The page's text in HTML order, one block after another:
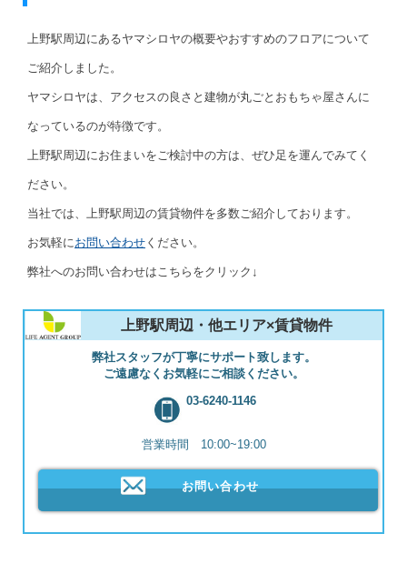
上野駅周辺にあるヤマシロヤの概要やおすすめのフロアについて
ご紹介しました。
ヤマシロヤは、アクセスの良さと建物が丸ごとおもちゃ屋さんに
なっているのが特徴です。
上野駅周辺にお住まいをご検討中の方は、ぜひ足を運んでみてく
ださい。
当社では、上野駅周辺の賃貸物件を多数ご紹介しております。
お気軽に お問い合わせ ください。
弊社へのお問い合わせはこちらをクリック↓
上野駅周辺・他エリア×賃貸物件
弊社スタッフが丁寧にサポート致します。
ご遠慮なくお気軽にご相談ください。
03-6240-1146
営業時間 10:00~19:00
お問い合わせ